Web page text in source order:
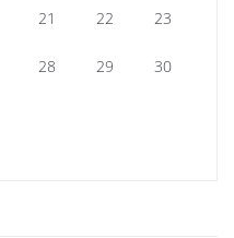
21 22 23
28 29 30